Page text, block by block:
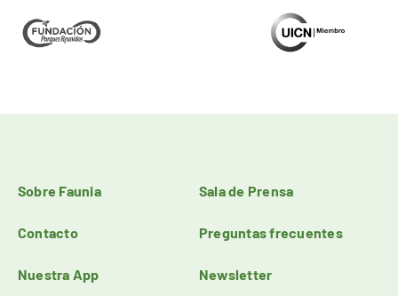
Sobre Faunia Sala de Prensa
Contacto Preguntas frecuentes
Nuestra App Newsletter